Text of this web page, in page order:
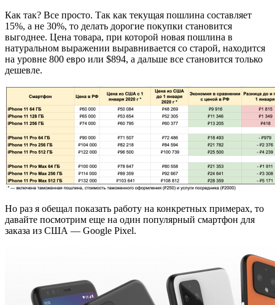
Как так? Все просто. Так как текущая пошлина составляет
15%, а не 30%, то делать дорогие покупки становится
выгоднее. Цена товара, при которой новая пошлина в
натуральном выражении выравнивается со старой, находится
на уровне 800 евро или $894, а дальше все становится только
дешевле.
Но раз я обещал показать работу на конкретных примерах, то
давайте посмотрим еще на один популярный смартфон для
заказа из США — Google Pixel.